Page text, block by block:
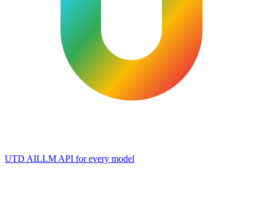
UTD AILLM API for every model